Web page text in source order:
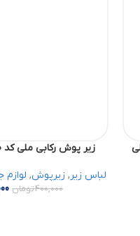
زیر پوش رکابی ملی کد 00094980 کفش ملی
لباس زیر , زیرپوش, لوازم
400,000تومان